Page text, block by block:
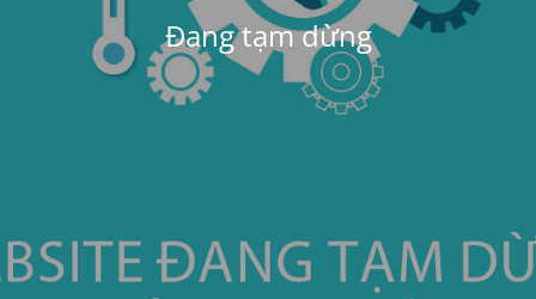
Đang tạm dừng